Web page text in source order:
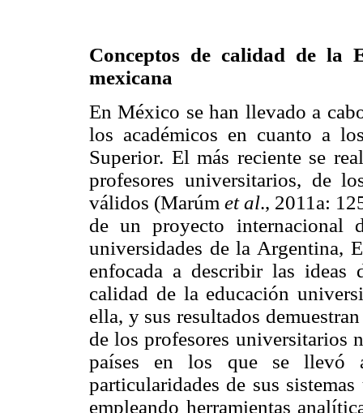
Conceptos de calidad de la
mexicana
En México se han llevado a
los académicos en cuanto a
Superior. El más reciente se
profesores universitarios, de
válidos (Marúmet al., 2011a:
de un proyecto internacional
universidades de la Argentina,
enfocada a describir las ideas
calidad de la educación
ella, y sus resultados
de los profesores universitarios
países en los que se
particularidades de sus
empleando herramientas